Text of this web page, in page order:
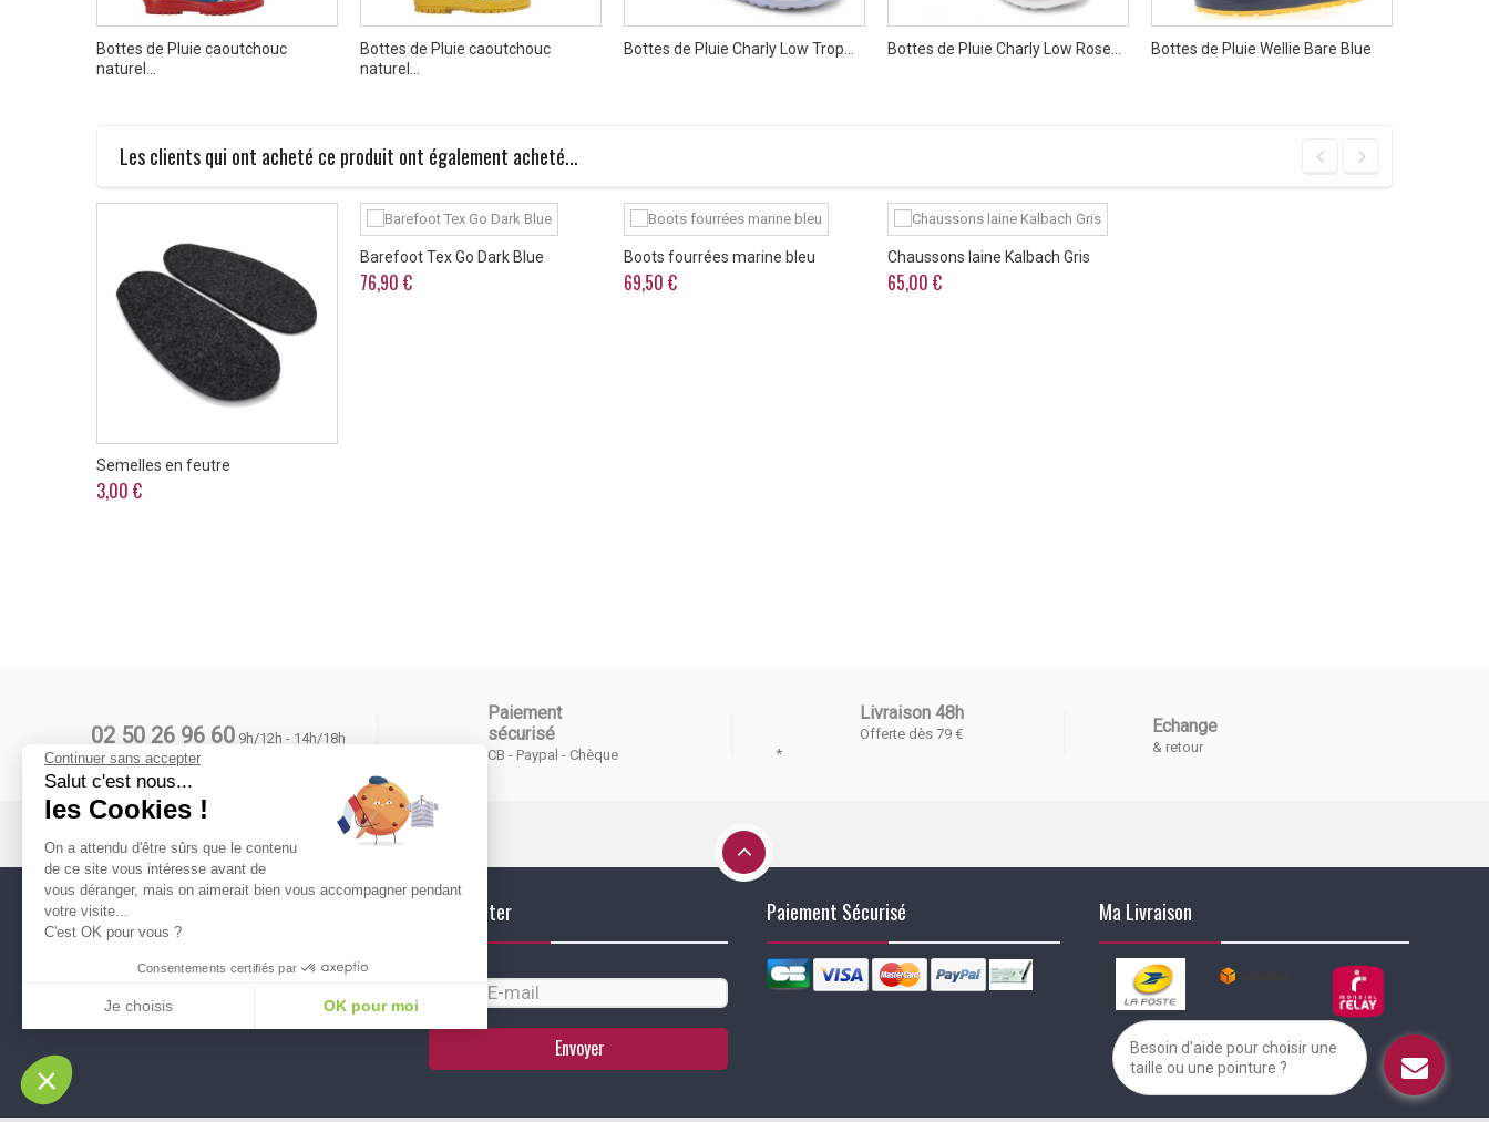
Besoin d'aide pour choisir une
taille ou une pointure ?
Bottes de Pluie caoutchouc
naturel...
Bottes de Pluie caoutchouc
naturel...
Bottes de Pluie Charly Low Trop... Bottes de Pluie Charly Low Rose... Bottes de Pluie Wellie Bare Blue
Les clients qui ont acheté ce produit ont également acheté...
Semelles en feutre
3,00 €
Barefoot Tex Go Dark Blue
76,90 €
Boots fourrées marine bleu
69,50 €
Chaussons laine Kalbach Gris
65,00 €
02 50 26 96 60 9h/12h - 14h/18h
Paiement
sécurisé
CB - Paypal - Chèque
Livraison 48h
Offerte dès 79 €
*
Echange
& retour
Suivez nous ! Newsletter
Envoyer
Paiement Sécurisé Ma Livraison
Continuer sans accepter
Salut c'est nous...
les Cookies !
On a attendu d'être sûrs que le contenu
de ce site vous intéresse avant de
vous déranger, mais on aimerait bien vous accompagner pendant
votre visite...
C'est OK pour vous ?
Consentements certifiés par
Je choisis OK pour moi
Notre plateforme vous permet d'adapter et de gérer vos paramètres de confidentialité, en garantissant la conformité avec les réglementations. Personnalisez vos préférences pour contrôler la manière dont vos informations sont